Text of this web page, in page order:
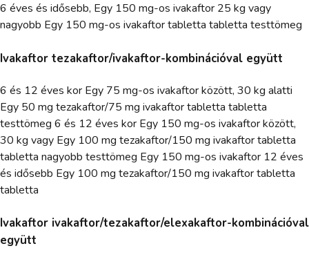
6 éves és idősebb, Egy 150 mg-os ivakaftor 25 kg vagy
nagyobb Egy 150 mg-os ivakaftor tabletta tabletta testtömeg
Ivakaftor tezakaftor/ivakaftor-kombinációval együtt
6 és 12 éves kor Egy 75 mg-os ivakaftor között, 30 kg alatti
Egy 50 mg tezakaftor/75 mg ivakaftor tabletta tabletta
testtömeg 6 és 12 éves kor Egy 150 mg-os ivakaftor között,
30 kg vagy Egy 100 mg tezakaftor/150 mg ivakaftor tabletta
tabletta nagyobb testtömeg Egy 150 mg-os ivakaftor 12 éves
és idősebb Egy 100 mg tezakaftor/150 mg ivakaftor tabletta
tabletta
Ivakaftor ivakaftor/tezakaftor/elexakaftor-kombinációval
együtt